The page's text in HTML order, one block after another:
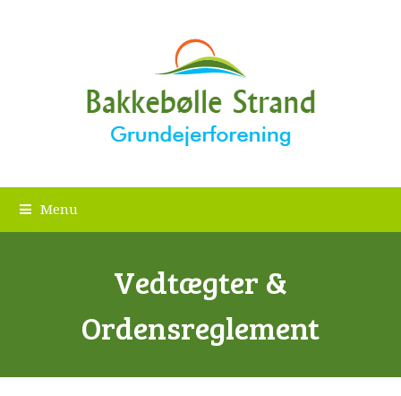
Menu
Vedtægter &
Ordensreglement